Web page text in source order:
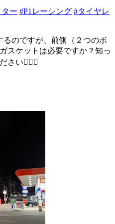
ー #P1レーシング #タイヤレ
のですが、前側（２つのボ
スケットは必要ですか？知っ
さい🙇🏻‍♂️